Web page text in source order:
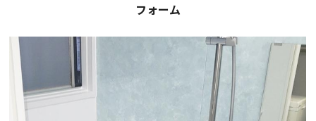
フォーム